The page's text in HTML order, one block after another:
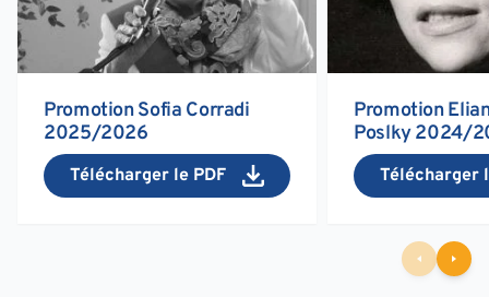
Promotion Sofia Corradi
2025/2026
Télécharger le PDF
Promotion
Poslky 2024/
Télécharger